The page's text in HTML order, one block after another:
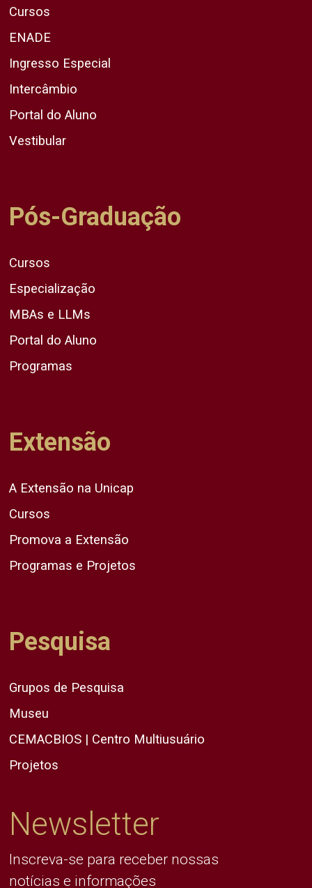
Cursos
ENADE
Ingresso Especial
Intercâmbio
Portal do Aluno
Vestibular
Pós-Graduação
Cursos
Especialização
MBAs e LLMs
Portal do Aluno
Programas
Extensão
A Extensão na Unicap
Cursos
Promova a Extensão
Programas e Projetos
Pesquisa
Grupos de Pesquisa
Museu
CEMACBIOS | Centro Multiusuário
Projetos
Newsletter
Inscreva-se para receber nossas
notícias e informações